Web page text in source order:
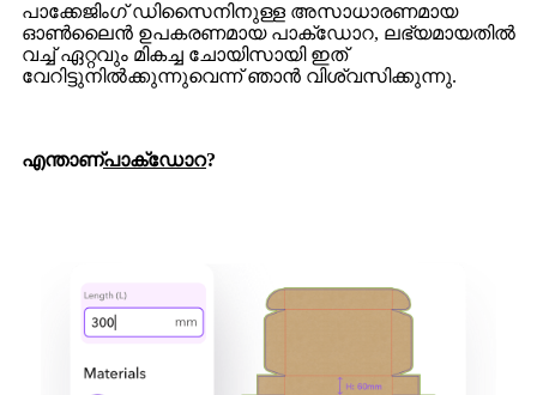
പാക്കേജിംഗ് ഡിസൈനിനുള്ള അസാധാരണമായ
ഓൺലൈൻ ഉപകരണമായ പാക്ഡോറ, ലഭ്യമായതിൽ
വച്ച് ഏറ്റവും മികച്ച ചോയിസായി ഇത്
വേറിട്ടുനിൽക്കുന്നുവെന്ന് ഞാൻ വിശ്വസിക്കുന്നു.
എന്താണ്പാക്ഡോറ?